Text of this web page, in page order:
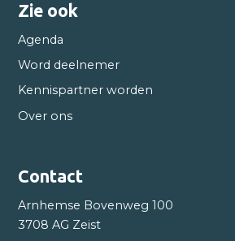
Zie ook
Agenda
Word deelnemer
Kennispartner worden
Over ons
Contact
Arnhemse Bovenweg 100
3708 AG Zeist